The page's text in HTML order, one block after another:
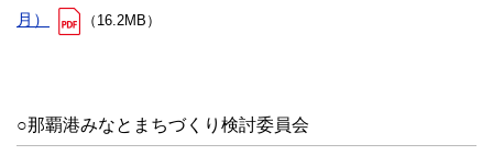
月）
（16.2MB）
○那覇港みなとまちづくり検討委員会